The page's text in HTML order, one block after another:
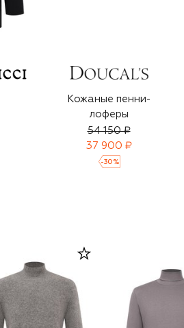
Кожаные пенни-
лоферы
54 150 ₽
37 900 ₽
-30 %